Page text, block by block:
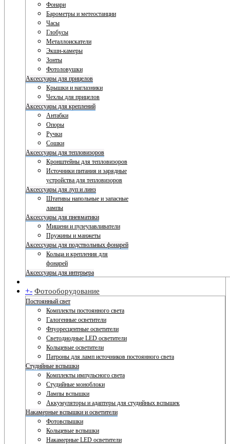
Фонари
Барометры и метеостанции
Часы
Глобусы
Металлоискатели
Экшн-камеры
Зонты
Фотоловушки
Аксессуары для прицелов
Крышки и наглазники
Чехлы для прицелов
Аксессуары для креплений
Антабки
Опоры
Ручки
Сошки
Аксессуары для тепловизоров
Кронштейны для тепловизоров
Источники питания и зарядные
устройства для тепловизоров
Аксессуары для луп и линз
Штативы напольные и запасные
лампы
Аксессуары для пневматики
Мишени и пулеулавливатели
Пружины и манжеты
Аксессуары для подствольных фонарей
Кольца и крепления для
фонарей
Аксессуары для интерьера
+- Фотооборудование
Постоянный свет
Комплекты постоянного света
Галогенные осветители
Флуоресцентные осветители
Светодиодные LED осветители
Кольцевые осветители
Патроны для ламп источников постоянного света
Студийные вспышки
Комплекты импульсного света
Студийные моноблоки
Лампы вспышки
Аккумуляторы и адаптеры для студийных вспышек
Накамерные вспышки и осветители
Фотовспышки
Кольцевые вспышки
Накамерные LED осветители